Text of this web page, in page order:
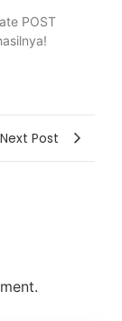
POST
Next Post